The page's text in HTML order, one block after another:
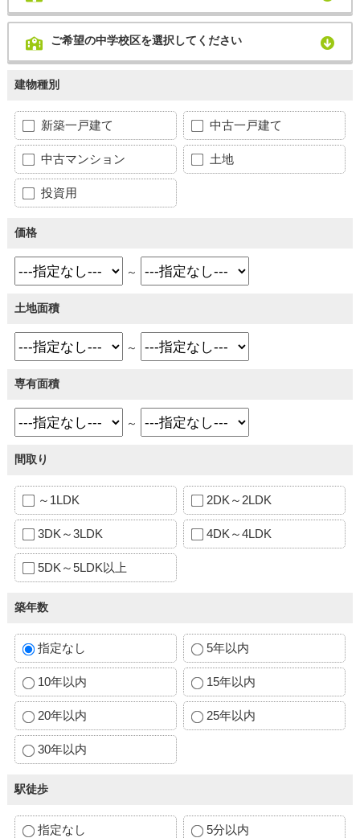
ご希望の中学校区を選択してください
建物種別
新築一戸建て 中古一戸建て
中古マンション 土地
投資用
価格
～
土地面積
～
専有面積
～
間取り
～1LDK 2DK～2LDK
3DK～3LDK 4DK～4LDK
5DK～5LDK以上
築年数
指定なし 5年以内
10年以内 15年以内
20年以内 25年以内
30年以内
駅徒歩
指定なし 5分以内